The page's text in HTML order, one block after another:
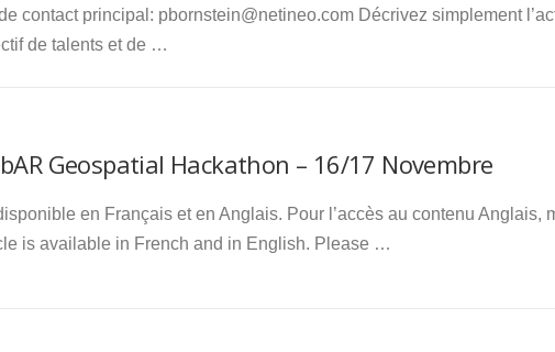
contact principal: pbornstein@netineo.com Décrivez simplement
de talents et de …
Geospatial Hackathon – 16/17 Novembre
en Français et en Anglais. Pour l’accès au contenu Anglais,
is available in French and in English. Please …